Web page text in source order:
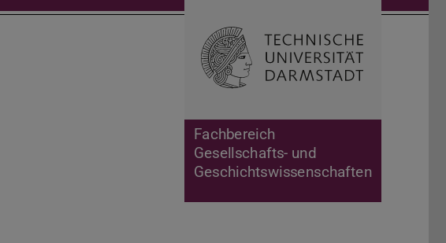
Fachbereich
Gesellschafts- und
Geschichtswissenschaften
Suche öffnen